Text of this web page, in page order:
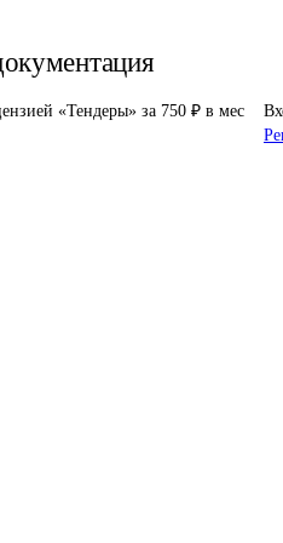
«Тендеры» за 750 ₽ в мес